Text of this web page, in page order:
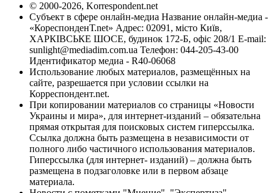
© 2000-2026, Korrespondent.net
Субъект в сфере онлайн-медиа Название онлайн-медиа -
«КореспонденТ.net» Адрес: 02091, місто Київ,
ХАРКІВСЬКЕ ШОСЕ, будинок 172-Б, офіс 208/1 E-mail:
sunlight@mediadim.com.ua Телефон: 044-205-43-00
Идентификатор медиа - R40-06068
Использование любых материалов, размещённых на
сайте, разрешается при условии ссылки на
Корреспондент.net.
При копировании материалов со страницы «Новости
Украины и мира», для интернет-изданий – обязательна
прямая открытая для поисковых систем гиперссылка.
Ссылка должна быть размещена в независимости от
полного либо частичного использования материалов.
Гиперссылка (для интернет- изданий) – должна быть
размещена в подзаголовке или в первом абзаце
материала.